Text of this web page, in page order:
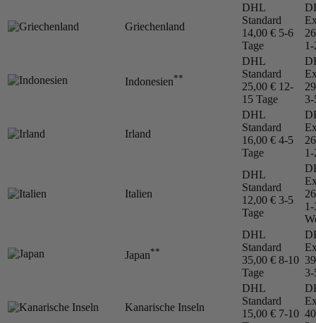
Griechenland
DHL
Standard
14,00 € 5-6
Tage
1-
Indonesien**
DHL
Standard
25,00 € 12-
15 Tage
3-
Irland
DHL
Standard
16,00 € 4-5
Tage
1-
Italien
DHL
Standard
12,00 € 3-5
Tage
1-
Japan**
DHL
Standard
35,00 € 8-10
Tage
3-
Kanarische Inseln
DHL
Standard
15,00 € 7-10